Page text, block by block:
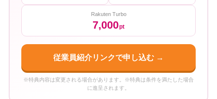
Rakuten Turbo
7,000pt
従業員紹介リンクで申し込む →
※特典内容は変更される場合があります。※特典は条件を満たした場合
に進呈されます。